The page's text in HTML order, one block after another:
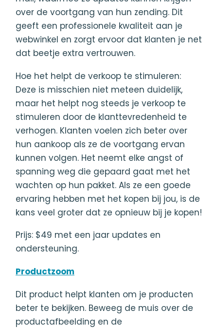
over de voortgang van hun zending. Dit
geeft een professionele kwaliteit aan je
webwinkel en zorgt ervoor dat klanten je net
dat beetje extra vertrouwen.
Hoe het helpt de verkoop te stimuleren:
Deze is misschien niet meteen duidelijk,
maar het helpt nog steeds je verkoop te
stimuleren door de klanttevredenheid te
verhogen. Klanten voelen zich beter over
hun aankoop als ze de voortgang ervan
kunnen volgen. Het neemt elke angst of
spanning weg die gepaard gaat met het
wachten op hun pakket. Als ze een goede
ervaring hebben met het kopen bij jou, is de
kans veel groter dat ze opnieuw bij je kopen!
Prijs: $49 met een jaar updates en
ondersteuning.
Productzoom
Dit product helpt klanten om je producten
beter te bekijken. Beweeg de muis over de
productafbeelding en de